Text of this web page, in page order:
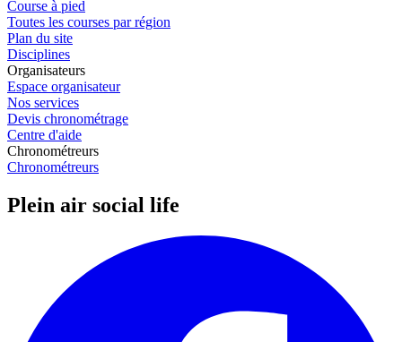
Course à pied
Toutes les courses par région
Plan du site
Disciplines
Organisateurs
Espace organisateur
Nos services
Devis chronométrage
Centre d'aide
Chronométreurs
Chronométreurs
Plein air social life